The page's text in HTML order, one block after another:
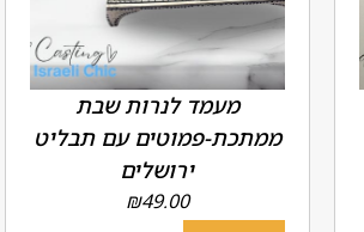
מעמד לנרות שבת
ממתכת-פמוטים עם תבליט
ירושלים
₪49.00